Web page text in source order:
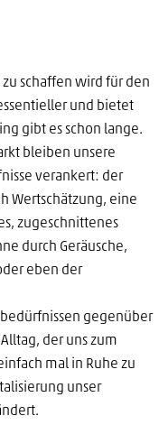
schaffen wird für den
und bietet
gibt es schon lange.
bleiben unsere
verankert: der
Wertschätzung, eine
zugeschnittenes
durch Geräusche,
eben der
gegenüber
der uns zum
mal in Ruhe zu
unser